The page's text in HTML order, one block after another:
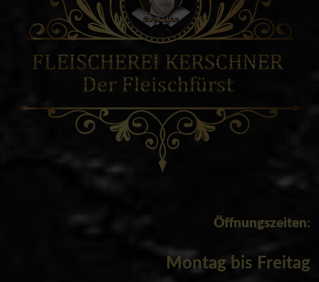
Öffnungszeiten:
Montag bis Freitag